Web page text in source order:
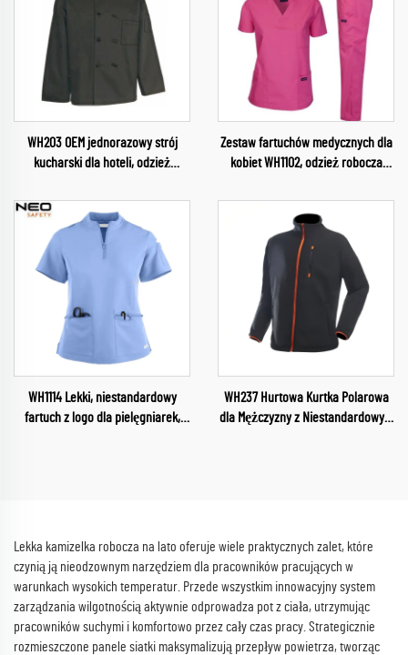
WH203 OEM jednorazowy strój
kucharski dla hoteli, odzież
kucharzy dla branży spożywczej,
ubrania dla szefa kuchni
Zestaw fartuchów medycznych dla
kobiet WH1102, odzież robocza
pielęgniarskich, uniformy dla
personelu medycznego, hurtowe
fartuchy medyczne
WH1114 Lekki, niestandardowy
fartuch z logo dla pielęgniarek,
WH237 Hurtowa Kurtka Polarowa
dla Mężczyzny z Niestandardowym
Lekka kamizelka robocza na lato oferuje wiele praktycznych zalet, które
czynią ją nieodzownym narzędziem dla pracowników pracujących w
warunkach wysokich temperatur. Przede wszystkim innowacyjny system
zarządzania wilgotnością aktywnie odprowadza pot z ciała, utrzymując
pracowników suchymi i komfortowo przez cały czas pracy. Strategicznie
rozmieszczone panele siatki maksymalizują przepływ powietrza, tworząc